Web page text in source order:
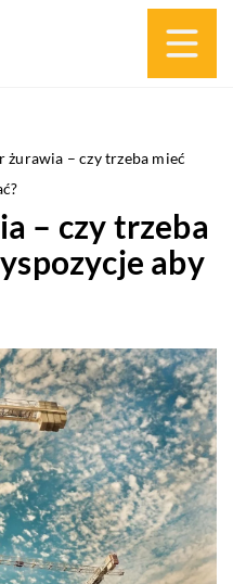
żurawia – czy trzeba mieć
– czy trzeba
aby